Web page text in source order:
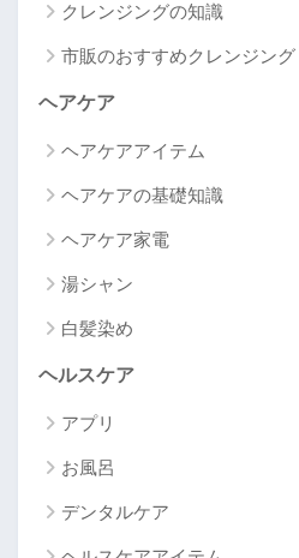
クレンジングの知識
市販のおすすめクレンジング
ヘアケア
ヘアケアアイテム
ヘアケアの基礎知識
ヘアケア家電
湯シャン
白髪染め
ヘルスケア
アプリ
お風呂
デンタルケア